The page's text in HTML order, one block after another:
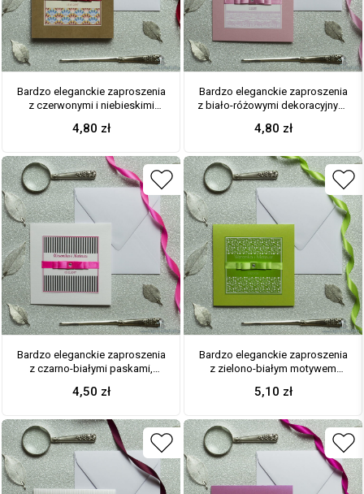
Bardzo eleganckie zaproszenia
z czerwonymi i niebieskimi
wklejanym wnętrzem, satynową
77
4,80 zł
Bardzo eleganckie zaproszenia
z biało-różowymi dekoracyjnymi
wklejanym wnętrzem, satynową
83
4,80 zł
Bardzo eleganckie zaproszenia
z czarno-białymi paskami,
ryps, wklejanym wnętrzem,
cyrkonią. ZAP-25-68
4,50 zł
Bardzo eleganckie zaproszenia
z zielono-białym motywem
wklejanym wnętrzem, satynową
72
5,10 zł